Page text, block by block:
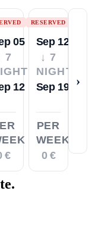
05
7
12
€
RESERVED
Sep 12
↓ 7
NIGHTS
Sep 19
PER
WEEK
0 €
›